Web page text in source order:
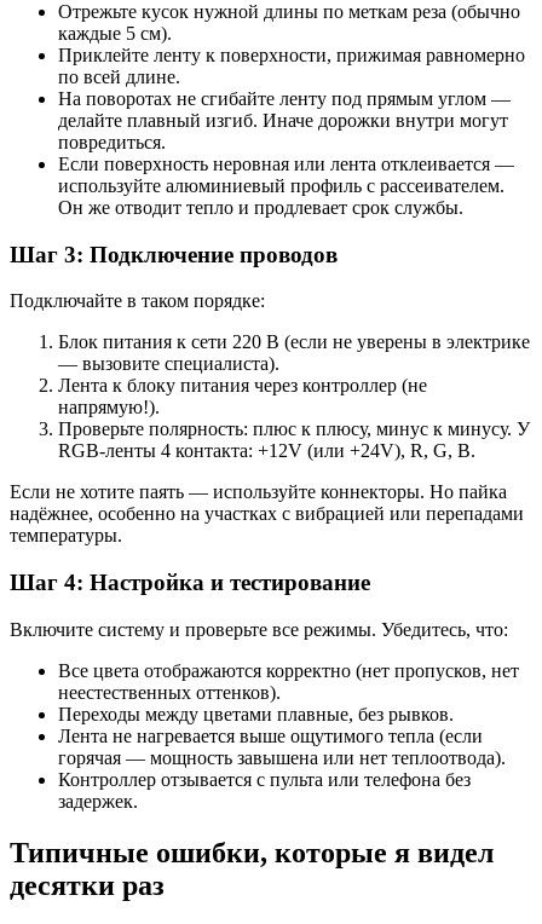
Отрежьте кусок нужной длины по меткам реза (обычно
каждые 5 см).
Приклейте ленту к поверхности, прижимая равномерно
по всей длине.
На поворотах не сгибайте ленту под прямым углом —
делайте плавный изгиб. Иначе дорожки внутри могут
повредиться.
Если поверхность неровная или лента отклеивается —
используйте алюминиевый профиль с рассеивателем.
Он же отводит тепло и продлевает срок службы.
Шаг 3: Подключение проводов
Подключайте в таком порядке:
Блок питания к сети 220 В (если не уверены в электрике
— вызовите специалиста).
Лента к блоку питания через контроллер (не
напрямую!).
Проверьте полярность: плюс к плюсу, минус к минусу. У
RGB-ленты 4 контакта: +12V (или +24V), R, G, B.
Если не хотите паять — используйте коннекторы. Но пайка
надёжнее, особенно на участках с вибрацией или перепадами
температуры.
Шаг 4: Настройка и тестирование
Включите систему и проверьте все режимы. Убедитесь, что:
Все цвета отображаются корректно (нет пропусков, нет
неестественных оттенков).
Переходы между цветами плавные, без рывков.
Лента не нагревается выше ощутимого тепла (если
горячая — мощность завышена или нет теплоотвода).
Контроллер отзывается с пульта или телефона без
задержек.
Типичные ошибки, которые я видел
десятки раз